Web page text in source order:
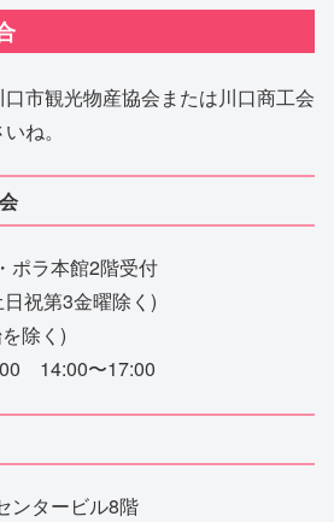
市観光物産協会または川口商工会
ね。
ポラ本館2階受付
祝第3金曜除く)
除く)
14:00〜17:00
ンタービル8階